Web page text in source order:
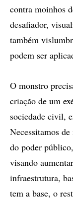
contra moinhos
desafiador,
também
podem ser
O monstro
criação de um
sociedade civil,
Necessitamos
do poder
visando
infraestrutura,
tem a base, o